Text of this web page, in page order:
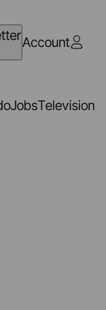
Account
JobsTelevision